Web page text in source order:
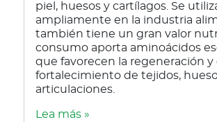
piel, huesos y cartílagos. Se
ampliamente en la industria
también tiene un gran valor
consumo aporta aminoácidos
que favorecen la regeneración y
fortalecimiento de tejidos,
articulaciones.
Lea más »